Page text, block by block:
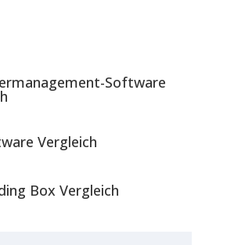
Software
Vergleich
Box Vergleich